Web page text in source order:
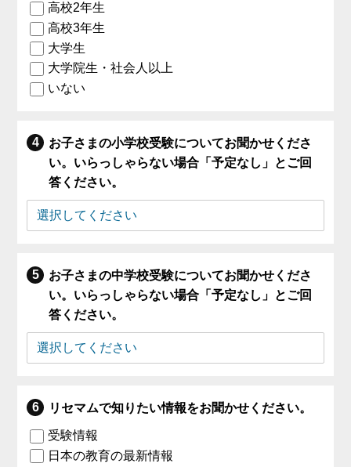
高校2年生
高校3年生
大学生
大学院生・社会人以上
いない
お子さまの小学校受験についてお聞かせくださ
い。いらっしゃらない場合「予定なし」とご回
答ください。
お子さまの中学校受験についてお聞かせくださ
い。いらっしゃらない場合「予定なし」とご回
答ください。
リセマムで知りたい情報をお聞かせください。
受験情報
日本の教育の最新情報